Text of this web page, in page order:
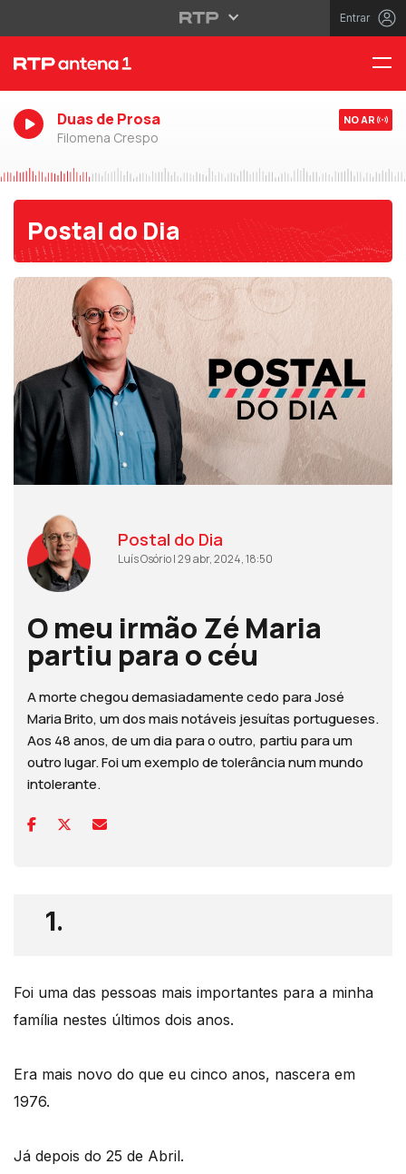
Entrar
Duas de Prosa
Filomena Crespo
NO AR
Postal do Dia
Postal do Dia
Luís Osório | 29 abr, 2024, 18:50
O meu irmão Zé Maria
partiu para o céu
A morte chegou demasiadamente cedo para José
Maria Brito, um dos mais notáveis jesuítas portugueses.
Aos 48 anos, de um dia para o outro, partiu para um
outro lugar. Foi um exemplo de tolerância num mundo
intolerante.
1.
Foi uma das pessoas mais importantes para a minha
família nestes últimos dois anos.
Era mais novo do que eu cinco anos, nascera em
1976.
Já depois do 25 de Abril.